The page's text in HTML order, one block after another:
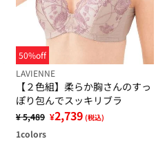
50%off
LAVIENNE
【２色組】柔らか胸さんのすっ
ぽり包んでスッキリブラ
¥ 5,489 ¥2,739 (税込)
1colors